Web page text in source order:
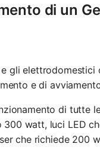
di un
gli elettrodomestici
e di
di tutte
watt, luci LED
che richiede 200